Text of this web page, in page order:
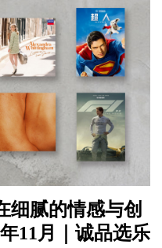
细腻的情感与创
11月｜诚品选乐